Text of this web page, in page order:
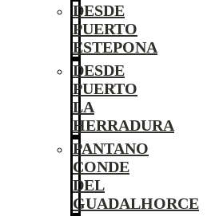
DESDE
PUERTO
ESTEPONA
DESDE
PUERTO
LA
HERRADURA
PANTANO
CONDE
DEL
GUADALHORCE